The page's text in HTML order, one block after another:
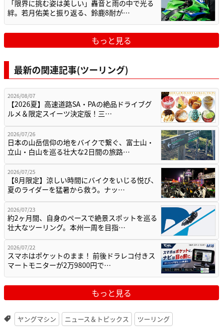
「限界に挑む姿は美しい」轟音と雨の中で光る
絆。若月佑美と振り返る、鈴鹿8耐が…
もっと見る
最新の関連記事(ツーリング)
2026/08/07
【2026夏】高速道路SA・PAの絶品ドライブグ
ルメ＆限定スイーツ決定版！三…
2026/07/26
日本の山岳信仰の地をバイクで繋ぐ、富士山・
立山・白山を巡る壮大な2日間の旅路…
2026/07/25
【8月限定】涼しい時間にバイクをいじる悦び、
夏のライダーを猛暑から救う。ナッ…
2026/07/23
約2ヶ月間、自身のペースで絶景スポットを巡る
壮大なツーリング。本州一周を目指…
2026/07/22
スマホはポケットのまま！ 前後ドラレコ付きス
マートモニターが2万9800円で…
もっと見る
ヤングマシン ニュース＆トピックス ツーリング